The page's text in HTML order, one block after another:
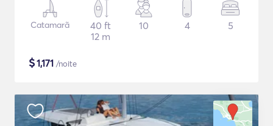
Catamarã
40 ft
12 m
10 4 5
$1,171 /noite